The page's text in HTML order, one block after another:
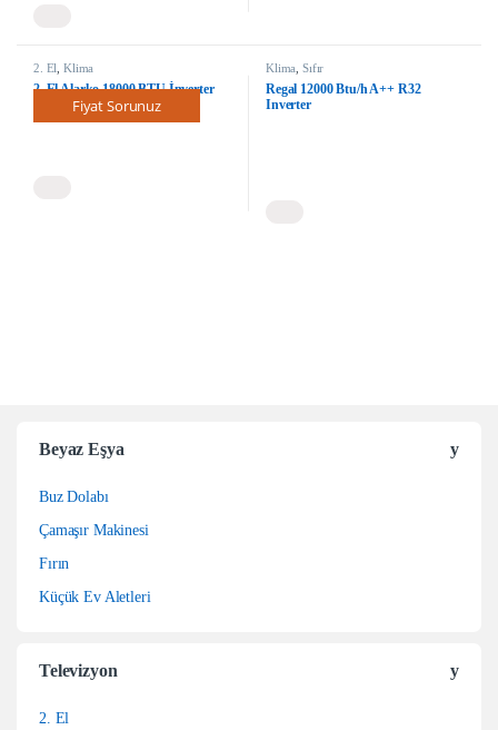
2. El ,Klima
2. El Alarko 18000 BTU İnverter
Fiyat Sorunuz
Klima ,Sıfır
Regal 12000 Btu/h A++ R32
Inverter
Beyaz Eşya
Buz Dolabı
Çamaşır Makinesi
Fırın
Küçük Ev Aletleri
Televizyon
2. El